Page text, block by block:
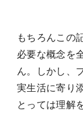
もちろんこの
必要な概念を
ん。しかし、
実生活に寄り
とっては理解